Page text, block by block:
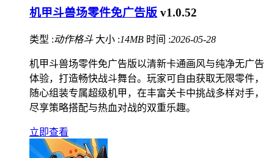
机甲斗兽场零件免广告版 v1.0.52
类型 :动作格斗 大小 :14MB 时间 :2026-05-28
机甲斗兽场零件免广告版以清新卡通画风与纯净无广告
体验，打造畅快战斗舞台。玩家可自由获取无限零件，
随心组装专属超级机甲，在丰富关卡中挑战多样对手，
尽享策略搭配与热血对战的双重乐趣。
立即查看